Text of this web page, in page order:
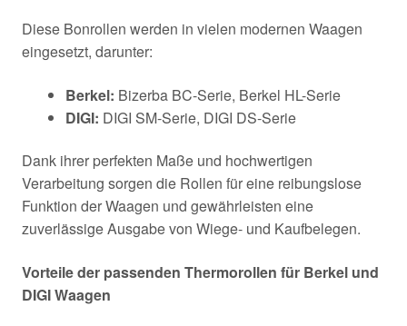
Diese Bonrollen werden in vielen modernen Waagen
eingesetzt, darunter:
Berkel: Bizerba BC-Serie, Berkel HL-Serie
DIGI: DIGI SM-Serie, DIGI DS-Serie
Dank ihrer perfekten Maße und hochwertigen
Verarbeitung sorgen die Rollen für eine reibungslose
Funktion der Waagen und gewährleisten eine
zuverlässige Ausgabe von Wiege- und Kaufbelegen.
Vorteile der passenden Thermorollen für Berkel und
DIGI Waagen